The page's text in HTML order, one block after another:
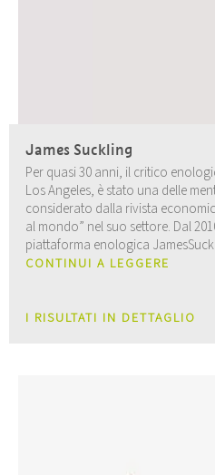
James Suckling
Per quasi 30 anni, il critico
Los Angeles, è stato una delle
considerato dalla rivista
al mondo” nel suo settore. Dal
piattaforma enologica
vengono valutati ogni anno circa
CONTINUI A LEGGERE
I RISULTATI IN DETTAGLIO